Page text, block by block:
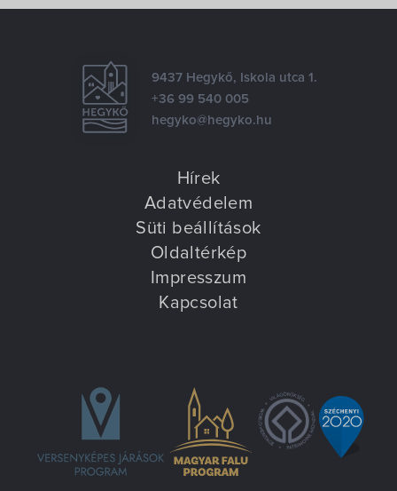
9437 Hegykő, Iskola utca 1.
+36 99 540 005
hegyko@hegyko.hu
Hírek
Adatvédelem
Süti beállítások
Oldaltérkép
Impresszum
Kapcsolat